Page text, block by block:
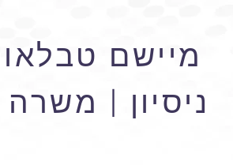
מיישם
ניסיון |